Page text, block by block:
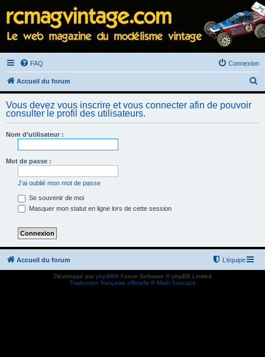
FAQ Connexion
Accueil du forum
e
h
Vous devez vous inscrire et vous connecter afin de pouvoir
consulter le profil des utilisateurs.
Nom d’utilisateur :
Mot de passe :
J’ai oublié mon mot de passe
Se souvenir de moi
Masquer mon statut en ligne lors de cette session
Accueil du forum L’équipe
Développé par phpBB® Forum Software © phpBB Limited
Traduction française officielle © Maël Soucaze